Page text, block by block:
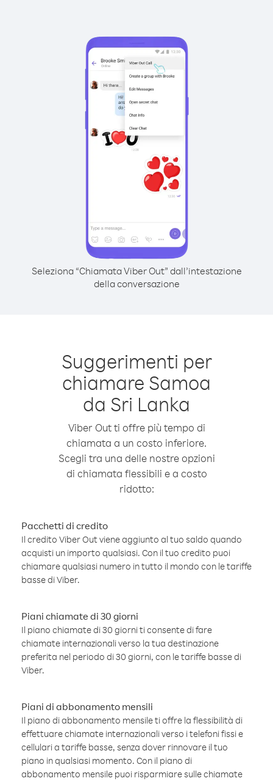
Seleziona “Chiamata Viber Out” dall’intestazione
della conversazione
Suggerimenti per
chiamare Samoa
da Sri Lanka
Viber Out ti offre più tempo di
chiamata a un costo inferiore.
Scegli tra una delle nostre opzioni
di chiamata flessibili e a costo
ridotto:
Pacchetti di credito
Il credito Viber Out viene aggiunto al tuo saldo quando
acquisti un importo qualsiasi. Con il tuo credito puoi
chiamare qualsiasi numero in tutto il mondo con le tariffe
basse di Viber.
Piani chiamate di 30 giorni
Il piano chiamate di 30 giorni ti consente di fare
chiamate internazionali verso la tua destinazione
preferita nel periodo di 30 giorni, con le tariffe basse di
Viber.
Piani di abbonamento mensili
Il piano di abbonamento mensile ti offre la flessibilità di
effettuare chiamate internazionali verso i telefoni fissi e
cellulari a tariffe basse, senza dover rinnovare il tuo
piano in qualsiasi momento. Con il piano di
abbonamento mensile puoi risparmiare sulle chiamate